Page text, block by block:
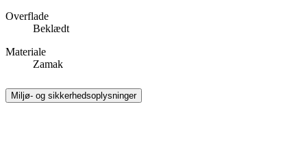
Overflade
Beklædt
Materiale
Zamak
Miljø- og sikkerhedsoplysninger